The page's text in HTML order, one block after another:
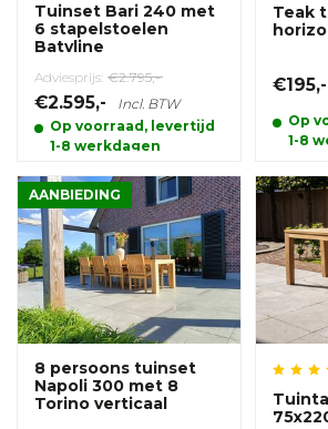
Tuinset Bari 240 met
6 stapelstoelen
Batyline
Adviesprijs: €2.795,-
€2.595,-
Incl. BTW
Op voorraad, levertijd
1-8 werkdagen
Teak
€195,-
Op
1-8
AANBIEDING
8 persoons tuinset
Napoli 300 met 8
Torino verticaal